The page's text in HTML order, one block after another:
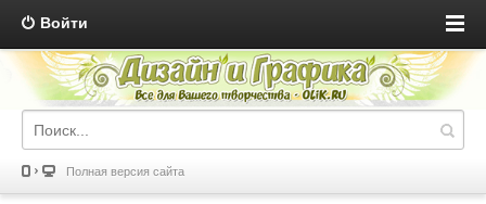
Войти
Полная версия сайта